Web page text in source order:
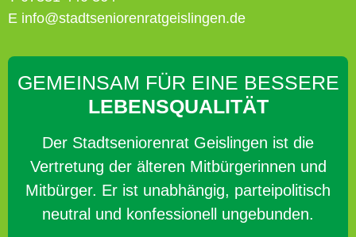
E info@stadtseniorenratgeislingen.de
GEMEINSAM FÜR EINE BESSERE
LEBENSQUALITÄT
Der Stadtseniorenrat Geislingen ist die
Vertretung der älteren Mitbürgerinnen und
Mitbürger. Er ist unabhängig, parteipolitisch
neutral und konfessionell ungebunden.